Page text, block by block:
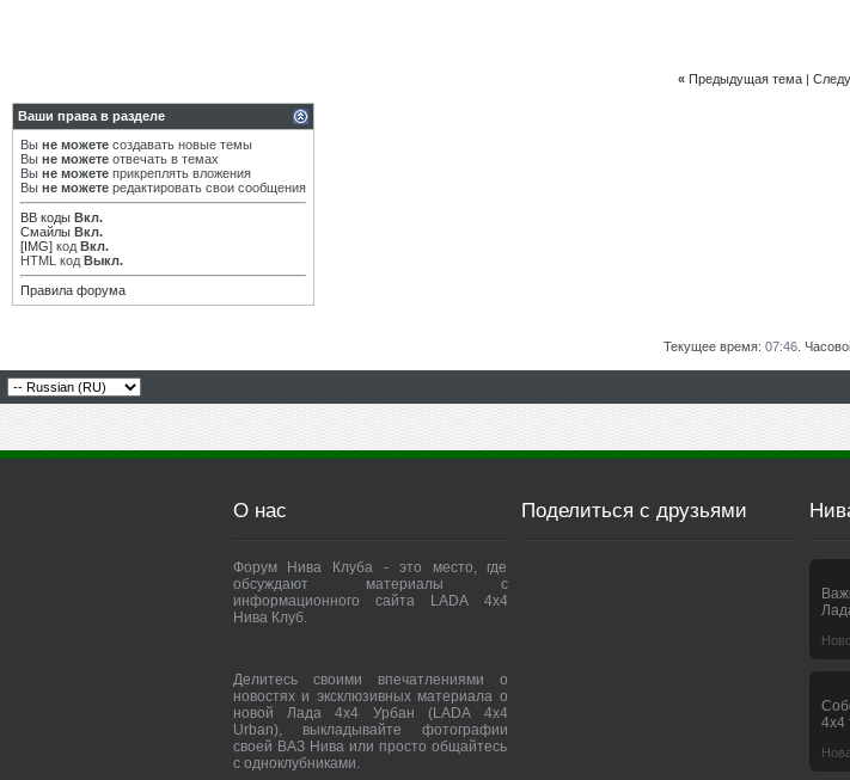
« Предыдущая тема|
Ваши права в разделе
Вы не можете создавать новые темы
Вы не можете отвечать в темах
Вы не можете прикреплять вложения
Вы не можете редактировать свои сообщения
BB коды Вкл.
Смайлы Вкл.
[IMG] код Вкл.
HTML код Выкл.
Правила форума
Текущее время: 07:46 .
О нас
Форум Нива Клуба - это место, где
обсуждают материалы с
информационного сайта LADA 4x4
Нива Клуб.
Делитесь своими впечатлениями о
новостях и эксклюзивных материала о
новой Лада 4х4 Урбан (LADA 4x4
Urban), выкладывайте фотографии
своей ВАЗ Нива или просто общайтесь
с одноклубниками.
Поделиться с друзьями
4x4